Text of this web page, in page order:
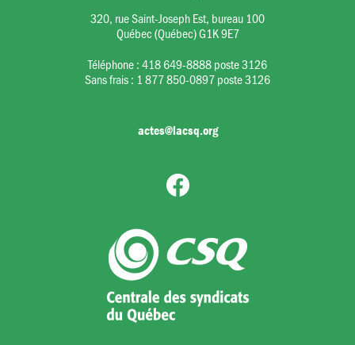
320, rue Saint-Joseph Est, bureau 100
Québec (Québec) G1K 9E7
Téléphone :418 649-8888 poste 3126
Sans frais : 1 877 850-0897 poste 3126
actes@lacsq.org